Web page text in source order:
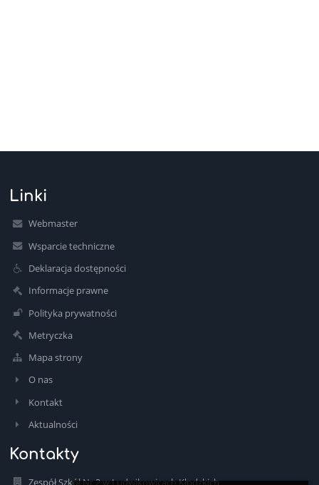
Linki
Webmaster
Wsparcie techniczne
Deklaracja dostępności
Informacje prawne
Polityka prywatności
Metryczka
Mapa strony
O nas
Kontakt
Aktualności
Kontakty
Zespół Szkół Nr 2 w Ludwikowicach Kłodzkich